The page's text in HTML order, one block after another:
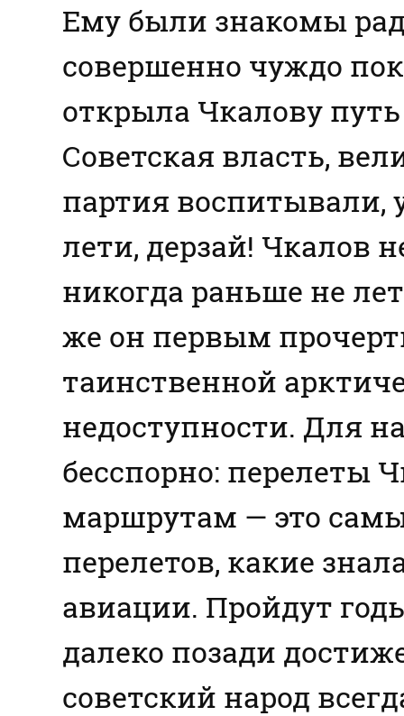
Ему были знакомы
совершенно чуждо
открыла Чкалову
Советская власть,
партия воспитывали,
лети, дерзай! Чкалов
никогда раньше не
же он первым
таинственной
недоступности. Для
бесспорно: перелеты
маршрутам — это
перелетов, какие
авиации. Пройдут
далеко позади
советский народ